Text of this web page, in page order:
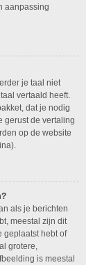
aanpassing
je taal niet
vertaald heeft.
dat je nodig
gerust de vertaling
op de website
als je berichten
meestal zijn dit
geplaatst hebt of
grotere,
is meestal